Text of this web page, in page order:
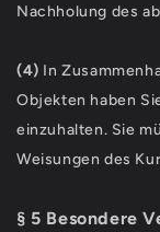
Nachholung des
(4) In
Objekten haben
einzuhalten. Sie
Weisungen des
§ 5 Besondere